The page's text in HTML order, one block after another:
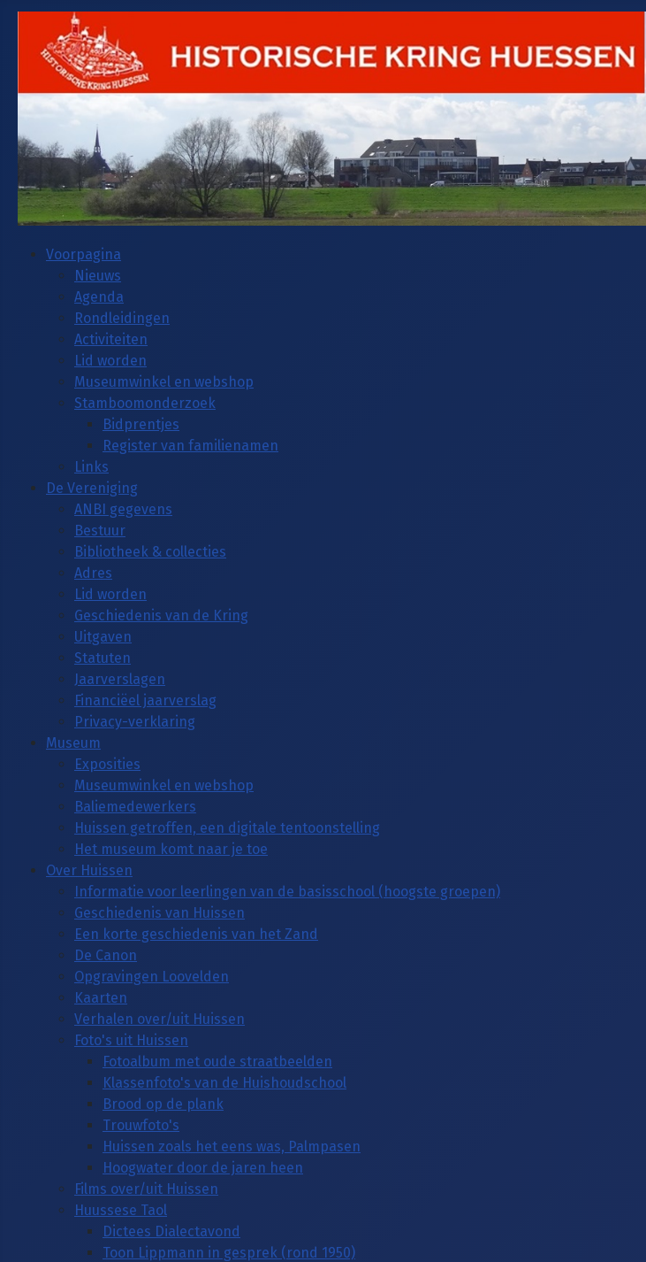
Voorpagina
Nieuws
Agenda
Rondleidingen
Activiteiten
Lid worden
Museumwinkel en webshop
Stamboomonderzoek
Bidprentjes
Register van familienamen
Links
De Vereniging
ANBI gegevens
Bestuur
Bibliotheek & collecties
Adres
Lid worden
Geschiedenis van de Kring
Uitgaven
Statuten
Jaarverslagen
Financiëel jaarverslag
Privacy-verklaring
Museum
Exposities
Museumwinkel en webshop
Baliemedewerkers
Huissen getroffen, een digitale tentoonstelling
Het museum komt naar je toe
Over Huissen
Informatie voor leerlingen van de basisschool (hoogste groepen)
Geschiedenis van Huissen
Een korte geschiedenis van het Zand
De Canon
Opgravingen Loovelden
Kaarten
Verhalen over/uit Huissen
Foto's uit Huissen
Fotoalbum met oude straatbeelden
Klassenfoto's van de Huishoudschool
Brood op de plank
Trouwfoto's
Huissen zoals het eens was, Palmpasen
Hoogwater door de jaren heen
Films over/uit Huissen
Huussese Taol
Dictees Dialectavond
Toon Lippmann in gesprek (rond 1950)